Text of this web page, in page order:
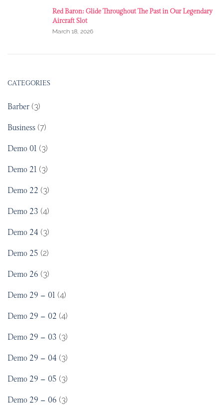
Red Baron: Glide Throughout The Past in Our Legendary
Aircraft Slot
March 18, 2026
CATEGORIES
Barber (3)
Business (7)
Demo 01 (3)
Demo 21 (3)
Demo 22 (3)
Demo 23 (4)
Demo 24 (3)
Demo 25 (2)
Demo 26 (3)
Demo 29 – 01 (4)
Demo 29 – 02 (4)
Demo 29 – 03 (3)
Demo 29 – 04 (3)
Demo 29 – 05 (3)
Demo 29 – 06 (3)